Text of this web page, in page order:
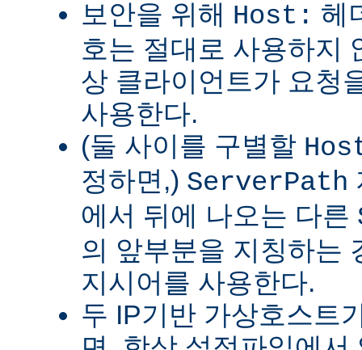
보안을 위해 Host: 헤
호는 절대로 사용하지
상 클라이언트가 요청
사용한다.
(둘 사이를 구별할
정하면,) ServerPath
에서 뒤에 나오는 다른
의 앞부분을 지칭하는
지시어를 사용한다.
두 IP기반 가상호스트